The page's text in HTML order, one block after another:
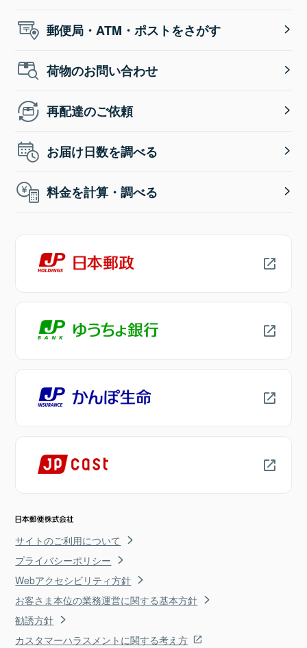
郵便局・ATM・ポストをさがす
荷物のお問い合わせ
再配達のご依頼
お届け日数を調べる
料金を計算・調べる
サイトのご利用について
プライバシーポリシー
Webアクセシビリティ方針
お客さま本位の業務運営に関する基本方針
勧誘方針
カスタマーハラスメントに関する考え方